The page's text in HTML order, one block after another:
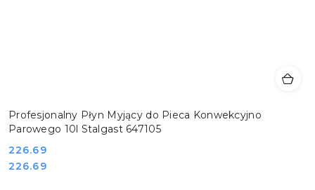
Profesjonalny Płyn Myjący do Pieca Konwekcyjno
Parowego 10l Stalgast 647105
Cena:
226.69
Cena:
226.69